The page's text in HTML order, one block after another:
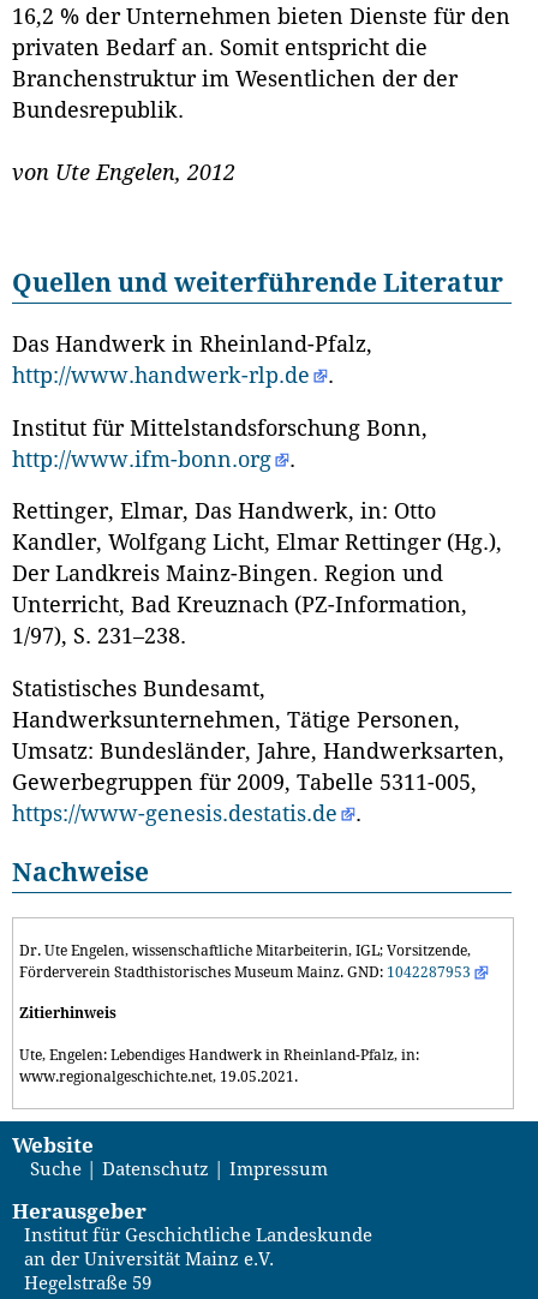
16,2 % der Unternehmen bieten Dienste für den
privaten Bedarf an. Somit entspricht die
Branchenstruktur im Wesentlichen der der
Bundesrepublik.
von Ute Engelen, 2012
Quellen und weiterführende Literatur
Das Handwerk in Rheinland-Pfalz,
http://www.handwerk-rlp.de
.
Institut für Mittelstandsforschung Bonn,
http://www.ifm-bonn.org
.
Rettinger, Elmar, Das Handwerk, in: Otto
Kandler, Wolfgang Licht, Elmar Rettinger (Hg.),
Der Landkreis Mainz-Bingen. Region und
Unterricht, Bad Kreuznach (PZ-Information,
1/97), S. 231–238.
Statistisches Bundesamt,
Handwerksunternehmen, Tätige Personen,
Umsatz: Bundesländer, Jahre, Handwerksarten,
Gewerbegruppen für 2009, Tabelle 5311-005,
https://www-genesis.destatis.de
.
Nachweise
Dr. Ute Engelen, wissenschaftliche Mitarbeiterin, IGL; Vorsitzende,
Förderverein Stadthistorisches Museum Mainz. GND: 1042287953
Zitierhinweis
Ute, Engelen: Lebendiges Handwerk in Rheinland-Pfalz, in:
www.regionalgeschichte.net, 19.05.2021.
Website
Suche Datenschutz Impressum
Herausgeber
Institut für Geschichtliche Landeskunde
an der Universität Mainz e.V.
Hegelstraße 59